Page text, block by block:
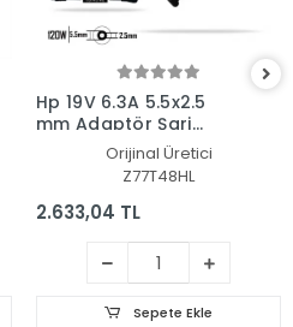
Hp 19V 6.3A 5.5x2.5
mm Adaptör Şarj
Aleti-CihazıOrijinal Üretici
Z77T48HL
2.633,04 TL
Sepete Ekle